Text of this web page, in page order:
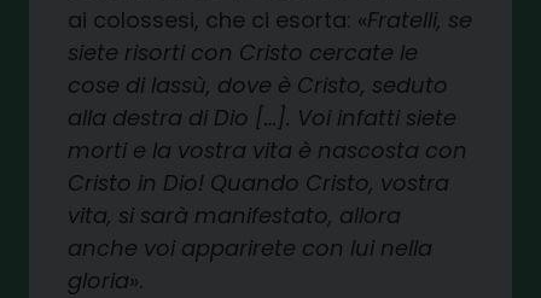
ai colossesi, che ci esorta: «Fratelli, se
siete risorti con Cristo cercate le
cose di lassù, dove è Cristo, seduto
alla destra di Dio […]. Voi infatti siete
morti e la vostra vita è nascosta con
Cristo in Dio! Quando Cristo, vostra
vita, si sarà manifestato, allora
anche voi apparirete con lui nella
gloria».